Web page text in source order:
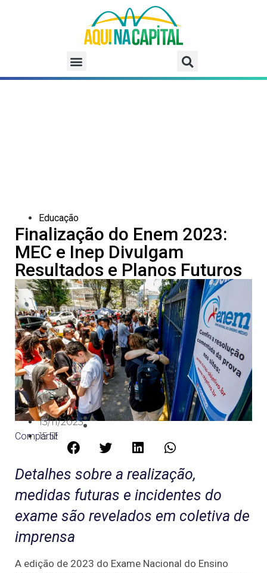
Educação
Finalização do Enem 2023:
MEC e Inep Divulgam
Resultados e Planos Futuros
13/11/2023
15:55
Compartilhe:
Detalhes sobre a realização,
medidas futuras e incidentes do
exame são revelados em coletiva de
imprensa
A edição de 2023 do Exame Nacional do Ensino